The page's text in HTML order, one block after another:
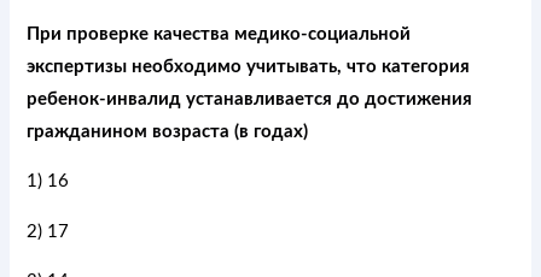
При проверке качества медико-социальной
экспертизы необходимо учитывать, что категория
ребенок-инвалид устанавливается до достижения
гражданином возраста (в годах)
1) 16
2) 17